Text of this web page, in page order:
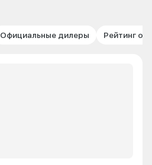
Официальные дилеры Рейтинг